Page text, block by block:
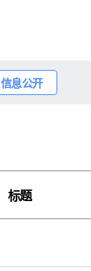
信息公开
标题